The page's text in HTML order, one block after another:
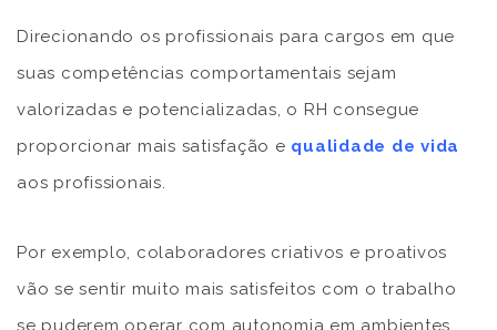
Direcionando os profissionais para cargos em que
suas competências comportamentais sejam
valorizadas e potencializadas, o RH consegue
proporcionar mais satisfação e qualidade de vida
aos profissionais.
Por exemplo, colaboradores criativos e proativos
vão se sentir muito mais satisfeitos com o trabalho
se puderem operar com autonomia em ambientes